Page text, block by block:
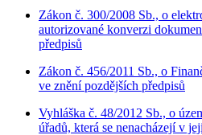
Zákon č. 300/2008 Sb., o
autorizované konverzi
předpisů
Zákon č. 456/2011 Sb., o
ve znění pozdějších předpisů
Vyhláška č. 48/2012 Sb., o
úřadů, která se nenacházejí v